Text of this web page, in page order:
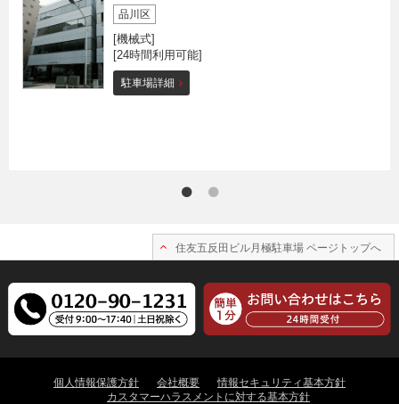
品川区
[機械式]
[24時間利用可能]
駐車場詳細
住友五反田ビル月極駐車場 ページトップへ
個人情報保護方針 会社概要
情報セキュリティ基本方針
カスタマーハラスメントに対する基本方針